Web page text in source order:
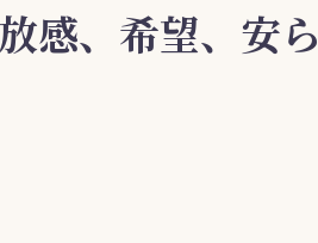
感、希望、安ら